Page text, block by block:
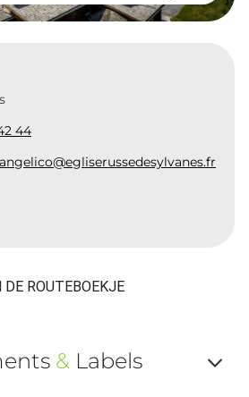
44
DE ROUTEBOEKJE
& Labels